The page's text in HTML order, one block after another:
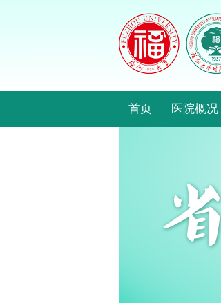
首页 医院概况